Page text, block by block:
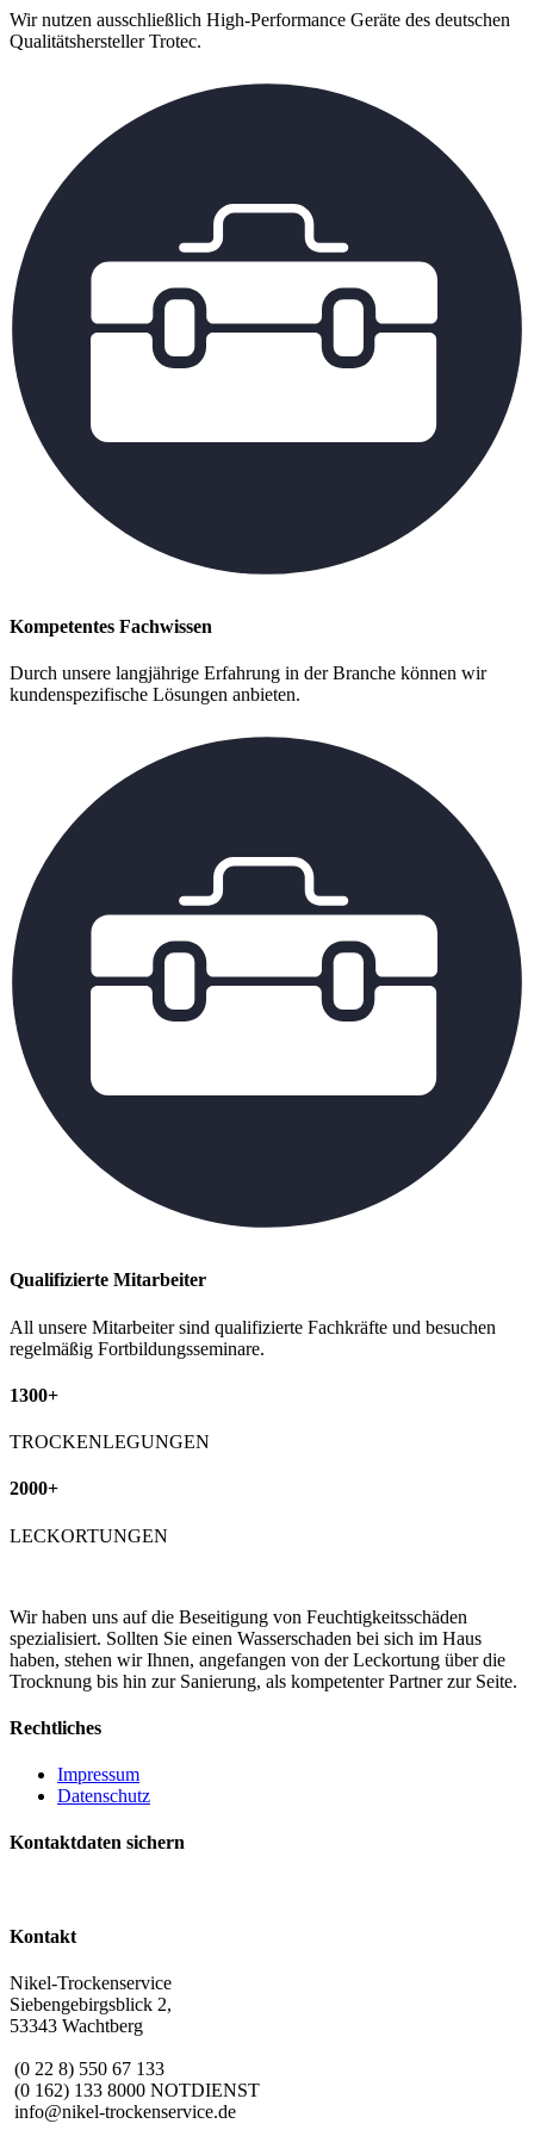
Wir nutzen ausschließlich High-Performance Geräte des deutschen
Qualitätshersteller Trotec.
Kompetentes Fachwissen
Durch unsere langjährige Erfahrung in der Branche können wir
kundenspezifische Lösungen anbieten.
Qualifizierte Mitarbeiter
All unsere Mitarbeiter sind qualifizierte Fachkräfte und besuchen
regelmäßig Fortbildungsseminare.
1300+
TROCKENLEGUNGEN
2000+
LECKORTUNGEN
Wir haben uns auf die Beseitigung von Feuchtigkeitsschäden
spezialisiert. Sollten Sie einen Wasserschaden bei sich im Haus
haben, stehen wir Ihnen, angefangen von der Leckortung über die
Trocknung bis hin zur Sanierung, als kompetenter Partner zur Seite.
Rechtliches
Impressum
Datenschutz
Kontaktdaten sichern
Kontakt
Nikel-Trockenservice
Siebengebirgsblick 2,
53343 Wachtberg
(0 22 8) 550 67 133
(0 162) 133 8000 NOTDIENST
info@nikel-trockenservice.de